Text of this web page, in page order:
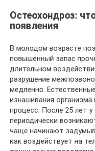
Остеохондроз:
появления
В молодом возрасте
повышенный запас
длительном
разрушение
медленно.
изнашивания
процесс. После 25 лет
периодически
чаще начинают
как воздействует на